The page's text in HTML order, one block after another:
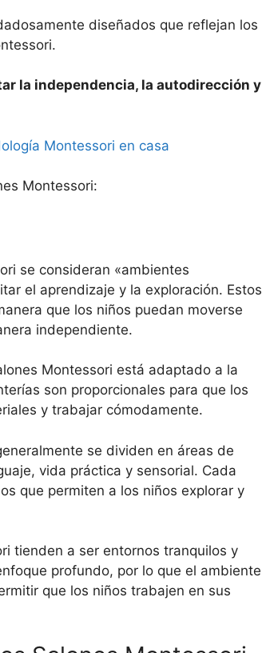
diseñados que reflejan los
la independencia, la autodirección y
Montessori en casa
Montessori:
se consideran «ambientes
el aprendizaje y la exploración. Estos
que los niños puedan moverse
independiente.
Montessori está adaptado a la
son proporcionales para que los
y trabajar cómodamente.
se dividen en áreas de
vida práctica y sensorial. Cada
que permiten a los niños explorar y
tienden a ser entornos tranquilos y
profundo, por lo que el ambiente
que los niños trabajen en sus